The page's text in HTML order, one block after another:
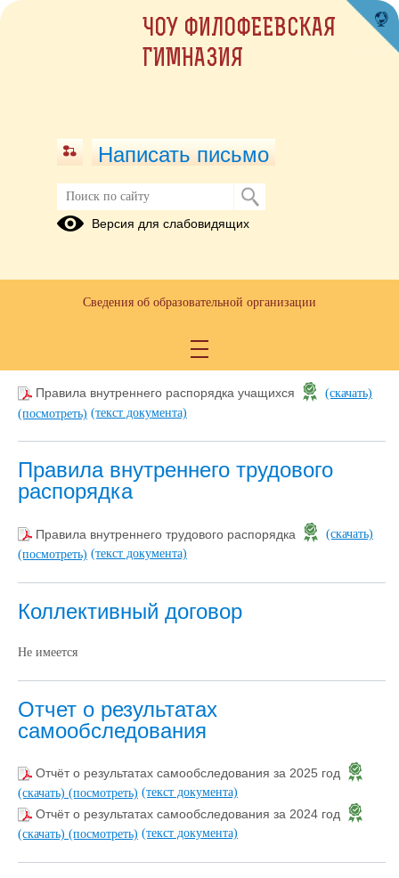
Устав образовательной организации
обучающихся (воспитанников)
Правила внутреннего распорядка учащихся
(скачать)
(посмотреть) (текст документа)
Правила внутреннего трудового
распорядка
Правила внутреннего трудового распорядка
(скачать)
(посмотреть) (текст документа)
Коллективный договор
Не имеется
Отчет о результатах
самообследования
Отчёт о результатах самообследования за 2025 год
(скачать) (посмотреть) (текст документа)
Отчёт о результатах самообследования за 2024 год
(скачать) (посмотреть) (текст документа)
ЧОУ ФИЛОФЕЕВСКАЯ
ГИМНАЗИЯ
Написать письмо
Версия для слабовидящих
Сведения об образовательной организации